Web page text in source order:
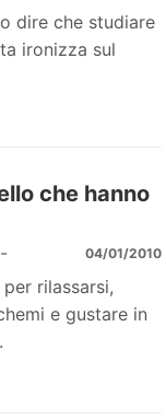
dire che studiare
ironizza sul
che hanno
- 04/01/2010
rilassarsi,
e gustare in